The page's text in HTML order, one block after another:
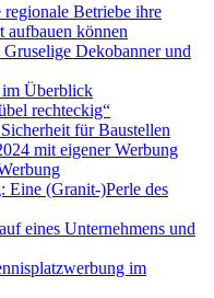
Betriebe ihre
aufbauen können
Dekobanner und
im Überblick
rechteckig“
für Baustellen
mit eigener Werbung
Eine (Granit-)Perle des
eines Unternehmens und
im